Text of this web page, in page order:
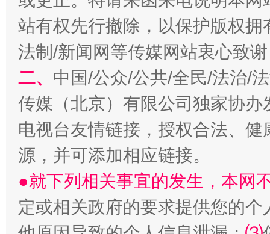
揭开“小金库”的免责幌子
受贿1.44亿！段成刚被判无期
站有权先行撤除，以保护版权
法制/新闻网等传媒网站衷心致
二、 中国/公众/公共/全民/法治/
传媒（北京）有限公司独家协
电视台友情链接，授权合法、
源，并可添加相应链接。
●就下列相关事宜的发生，本网
定或相关政府的要求提供您的个